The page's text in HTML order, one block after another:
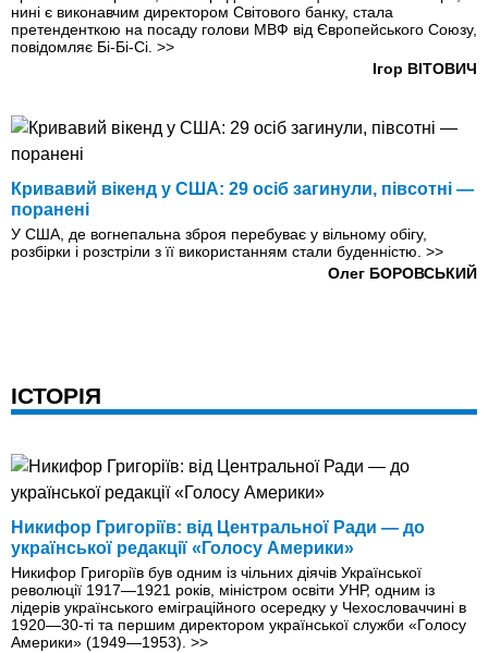
нині є виконавчим директором Світового банку, стала
претенденткою на посаду голови МВФ від Європейського Союзу,
повідомляє Бі-Бі-Сі. >>
Ігор ВІТОВИЧ
Кривавий вікенд у США: 29 осіб загинули, півсотні —
поранені
У США, де вогнепальна зброя перебуває у вільному обігу,
розбірки і розстріли з її використанням стали буденністю. >>
Олег БОРОВСЬКИЙ
ІСТОРІЯ
Никифор Григоріїв: від Центральної Ради — до
української редакції «Голосу Америки»
Никифор Григоріїв був одним із чільних діячів Української
революції 1917—1921 років, міністром освіти УНР, одним із
лідерів українського еміграційного осередку у Чехословаччині в
1920—30-ті та першим директором української служби «Голосу
Америки» (1949—1953). >>